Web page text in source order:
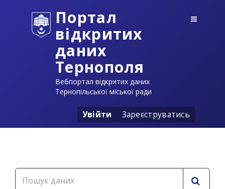
Портал
відкритих
даних
Тернополя
Вебпортал відкритих даних
Тернопільської міської ради
Увійти Зареєструватись